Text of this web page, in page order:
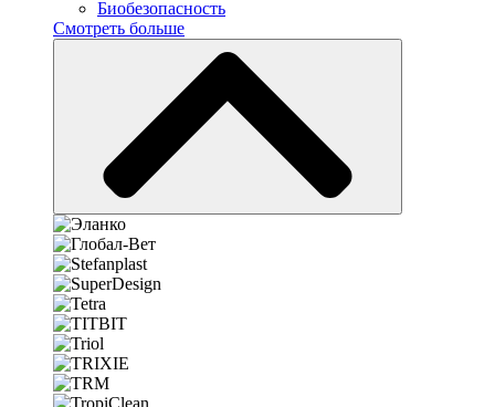
Биобезопасность
Смотреть больше